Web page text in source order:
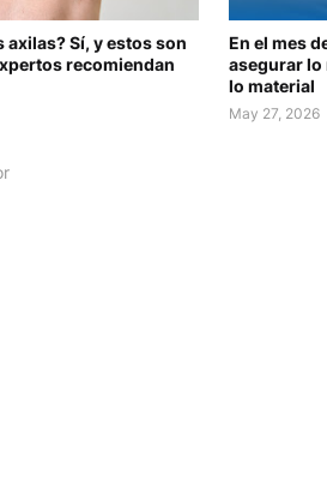
axilas? Sí, y estos son
recomiendan
En el mes
asegurar lo
lo material
May 27, 2026